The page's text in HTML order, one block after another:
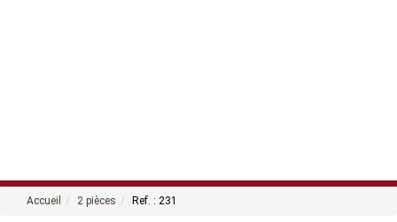
Accueil 2 pièces Ref. : 231